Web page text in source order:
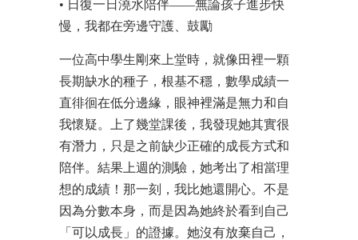
• 日復一日澆水陪伴——無論孩子進步快
慢，我都在旁邊守護、鼓勵
一位高中學生剛來上堂時，就像田裡一顆
長期缺水的種子，根基不穩，數學成績一
直徘徊在低分邊緣，眼神裡滿是無力和自
我懷疑。上了幾堂課後，我發現她其實很
有潛力，只是之前缺少正確的成長方式和
陪伴。結果上週的測驗，她考出了相當理
想的成績！那一刻，我比她還開心。不是
因為分數本身，而是因為她終於看到自己
「可以成長」的證據。她沒有放棄自己，